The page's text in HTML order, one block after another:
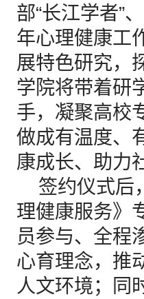
部“长江学者”
年心理健康工
展特色研究，
学院将带着研
手，凝聚高校
做成有温度、
康成长、助力
签约仪式后
理健康服务》
员参与、全程
心育理念，推
人文环境；同